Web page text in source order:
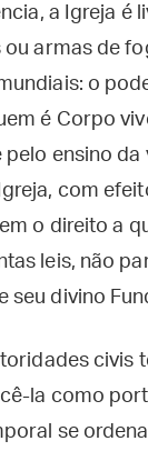
a Igreja é
armas de
o
é Corpo
ensino
com
o direito a
leis, não
seu divino
civis
la como
se